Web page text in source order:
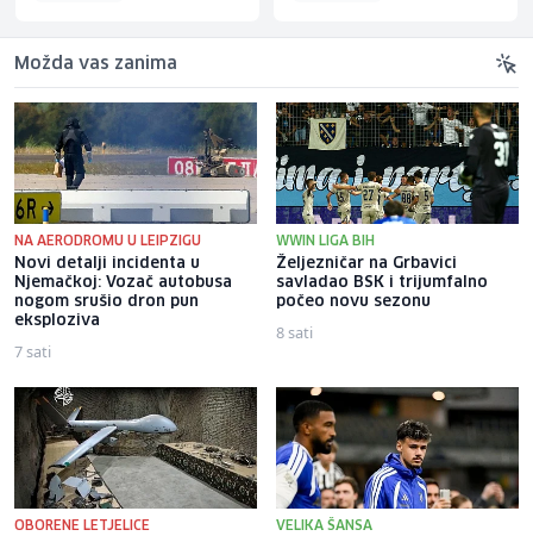
Možda vas zanima
NA AERODROMU U LEIPZIGU
Novi detalji incidenta u
Njemačkoj: Vozač autobusa
nogom srušio dron pun
eksploziva
7 sati
WWIN LIGA BIH
Željezničar na Grbavici
savladao BSK i trijumfalno
počeo novu sezonu
8 sati
OBORENE LETJELICE VELIKA ŠANSA